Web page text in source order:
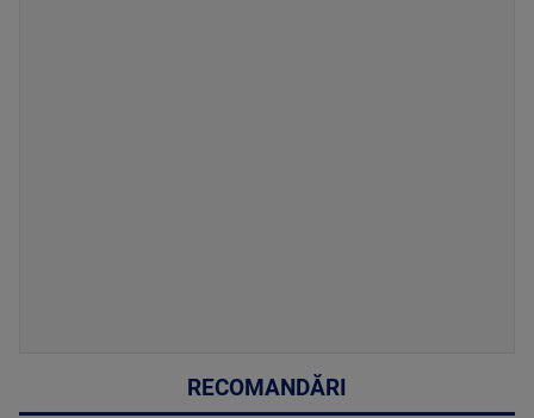
RECOMANDĂRI